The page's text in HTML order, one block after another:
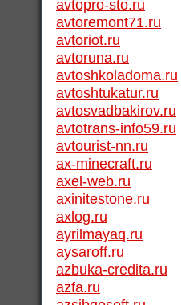
avtopro-sto.ru
avtoremont71.ru
avtoriot.ru
avtoruna.ru
avtoshkoladoma.ru
avtoshtukatur.ru
avtosvadbakirov.ru
avtotrans-info59.ru
avtourist-nn.ru
ax-minecraft.ru
axel-web.ru
axinitestone.ru
axlog.ru
ayrilmayaq.ru
aysaroff.ru
azbuka-credita.ru
azfa.ru